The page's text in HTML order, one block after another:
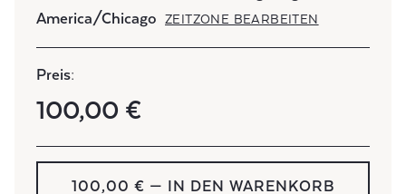
America/Chicago
ZEITZONE BEARBEITEN
Preis:
100,00 €
100,00 € — IN DEN WARENKORB